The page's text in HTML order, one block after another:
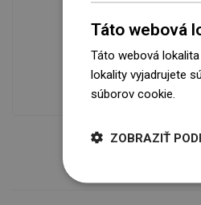
Dostupnosť
Naše výrobky na
modernom
Táto webová
Táto webová
lokality vyjadrujete
súborov cookie.
ZOBRAZIŤ